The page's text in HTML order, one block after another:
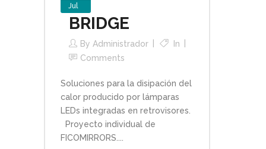
Jul
BRIDGE
By Administrador
In
Comments
Soluciones para la disipación del
calor producido por lámparas
LEDs integradas en retrovisores.
Proyecto individual de
FICOMIRRORS....